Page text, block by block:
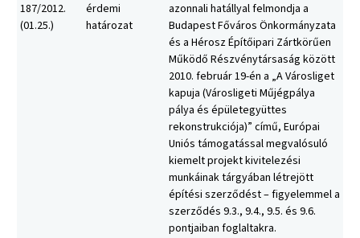
187/2012.
(01.25.)
érdemi
határozat
azonnali hatállyal felmondja a
Budapest Főváros Önkormányzata
és a Hérosz Építőipari Zártkörűen
Működő Részvénytársaság között
2010. február 19-én a „A Városliget
kapuja (Városligeti Műjégpálya
pálya és épületegyüttes
rekonstrukciója)” című, Európai
Uniós támogatással megvalósuló
kiemelt projekt kivitelezési
munkáinak tárgyában létrejött
építési szerződést – figyelemmel a
szerződés 9.3., 9.4., 9.5. és 9.6.
pontjaiban foglaltakra.